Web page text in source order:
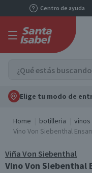
Centro de ayuda
Elige tu modo de
Home botilleria vinos
Vino Von Siebenthal
Viña Von Siebenthal
Vino Von Siebenthal